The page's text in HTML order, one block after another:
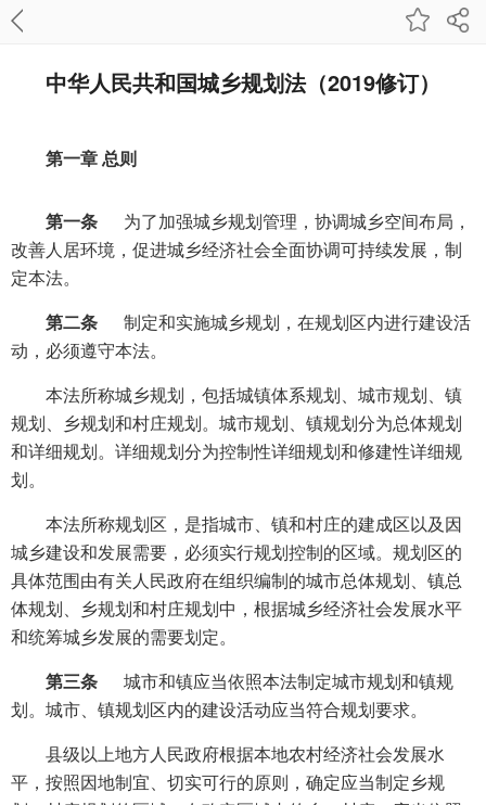
中华人民共和国城乡规划法（2019修订）
第一章 总则
第一条
为了加强城乡规划管理，协调城乡空间布局，
改善人居环境，促进城乡经济社会全面协调可持续发展，制
定本法。
第二条
制定和实施城乡规划，在规划区内进行建设活
动，必须遵守本法。
本法所称城乡规划，包括城镇体系规划、城市规划、镇
规划、乡规划和村庄规划。城市规划、镇规划分为总体规划
和详细规划。详细规划分为控制性详细规划和修建性详细规
划。
本法所称规划区，是指城市、镇和村庄的建成区以及因
城乡建设和发展需要，必须实行规划控制的区域。规划区的
具体范围由有关人民政府在组织编制的城市总体规划、镇总
体规划、乡规划和村庄规划中，根据城乡经济社会发展水平
和统筹城乡发展的需要划定。
第三条
城市和镇应当依照本法制定城市规划和镇规
划。城市、镇规划区内的建设活动应当符合规划要求。
县级以上地方人民政府根据本地农村经济社会发展水
平，按照因地制宜、切实可行的原则，确定应当制定乡规